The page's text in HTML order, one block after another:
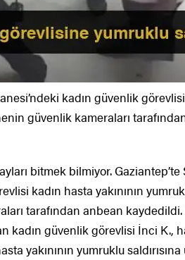
kadın güvenlik görevlisi
güvenlik kameraları
bitmek bilmiyor.
kadın hasta yakınının
tarafından anbean
kadın güvenlik görevlisi İnci K.,
yakınının yumruklu saldırısına